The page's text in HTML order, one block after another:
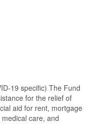
19 specific) The Fund
for the relief of
aid for rent, mortgage
care, and